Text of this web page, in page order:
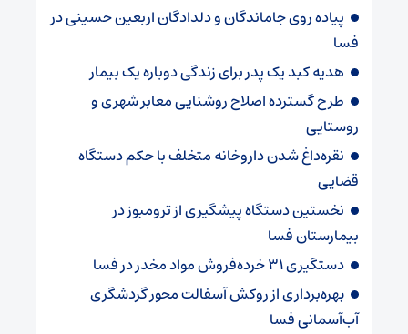
پیاده روی جاماندگان و دلدادگان اربعین حسینی در
فسا
هدیه کبد یک پدر برای زندگی دوباره یک بیمار
طرح گسترده اصلاح روشنایی معابر شهری و
روستایی
نقره‌داغ شدن داروخانه متخلف با حکم دستگاه
قضایی
نخستین دستگاه پیشگیری از ترومبوز در
بیمارستان فسا
دستگیری ۳۱ خرده‌فروش مواد مخدر در فسا
بهره‌برداری از روکش آسفالت محور گردشگری
آب‌آسمانی فسا